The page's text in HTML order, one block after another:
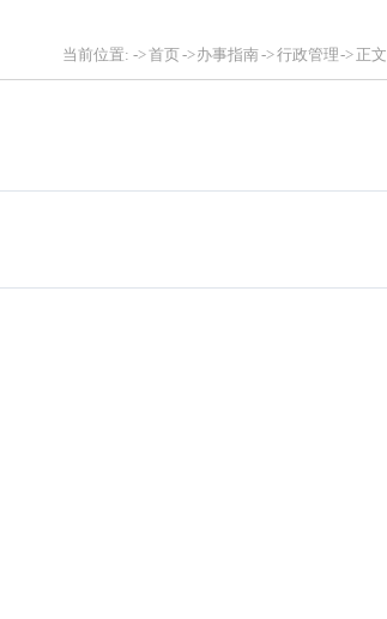
当前位置: ->首页->办事指南->行政管理-> 正文